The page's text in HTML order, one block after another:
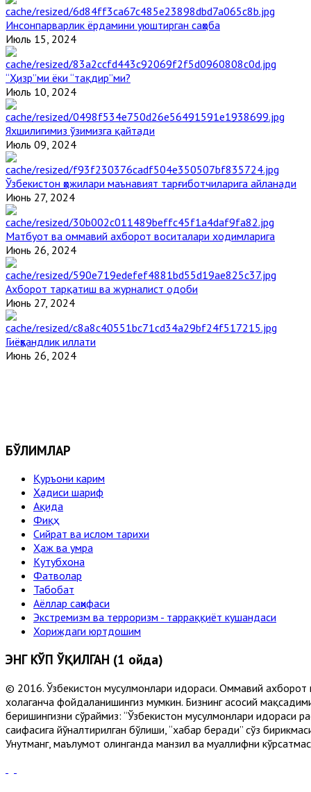
Инсонпарварлик ёрдамини уюштирган саҳоба
Июль 15, 2024
“Ҳизр”ми ёки “тақдир”ми?
Июль 10, 2024
Яхшилигимиз ўзимизга қайтади
Июль 09, 2024
Ўзбекистон ҳожилари маънавият тарғиботчиларига айланади
Июнь 27, 2024
Матбуот ва оммавий ахборот воситалари ходимларига
Июнь 26, 2024
Ахборот тарқатиш ва журналист одоби
Июнь 27, 2024
Гиёҳвандлик иллати
Июнь 26, 2024
БЎЛИМЛАР
Қуръони карим
Ҳадиси шариф
Ақида
Фиқҳ
Сийрат ва ислом тарихи
Ҳаж ва умра
Кутубхона
Фатволар
Табобат
Аёллар саҳифаси
Экстремизм ва терроризм - тарраққиёт кушандаси
Хориждаги юртдошим
ЭНГ КЎП ЎҚИЛГАН (1 ойда)
© 2016. Ўзбекистон мусулмонлари идораси. Оммавий ахборот
хоҳлаганча фойдаланишингиз мумкин. Бизнинг асосий
беришингизни сўраймиз: “Ўзбекистон мусулмонлари идораси
саҳифасига йўналтирилган бўлиши, “хабар беради” сўз
Унутманг, маълумот олинганда манзил ва муаллифни